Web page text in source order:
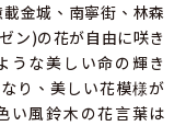
金城、南寧街、林森
ン)の花が自由に咲き
うな美しい命の輝き
り、美しい花模様が
い風鈴木の花言葉は